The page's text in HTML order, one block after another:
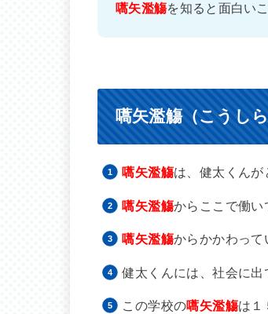
嚆矢濫觴を知ると面白い
嚆矢濫觴（こうし
嚆矢濫觴は、健太くんが
嚆矢濫觴からここで働い
嚆矢濫觴からかかわって
健太くんには、社会に出
この学校の嚆矢濫觴は１